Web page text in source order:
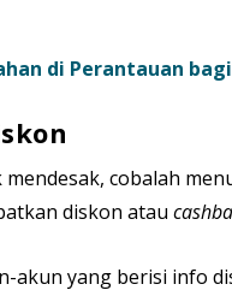
di Perantauan
cobalah
diskon atau
akun yang berisi info